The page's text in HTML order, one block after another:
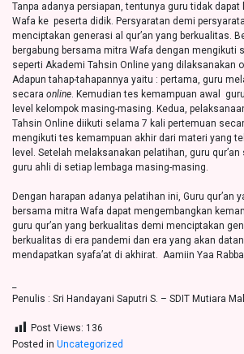
Tanpa adanya persiapan, tentunya guru tidak
Wafa ke peserta didik. Persyaratan demi
menciptakan generasi al qur’an yang berkualitas.
bergabung bersama mitra Wafa dengan mengikuti
seperti Akademi Tahsin Online yang dilaksanakan
Adapun tahap-tahapannya yaitu : pertama, guru
secara online. Kemudian tes kemampuan awal
level kelompok masing-masing. Kedua,
Tahsin Online diikuti selama 7 kali pertemuan
mengikuti tes kemampuan akhir dari materi yang
level. Setelah melaksanakan pelatihan, guru
guru ahli di setiap lembaga masing-masing.
Dengan harapan adanya pelatihan ini, Guru qur’an
bersama mitra Wafa dapat mengembangkan
guru qur’an yang berkualitas demi menciptakan
berkualitas di era pandemi dan era yang akan
mendapatkan syafa’at di akhirat. Aamiin Yaa
Penulis : Sri Handayani Saputri S. – SDIT Mutiara
Post Views: 136
Posted in Uncategorized